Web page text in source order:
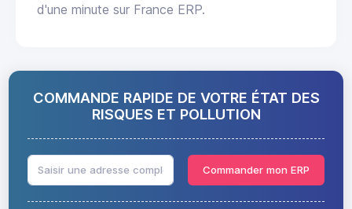
d'une minute sur France ERP.
COMMANDE RAPIDE DE VOTRE ÉTAT DES
RISQUES ET POLLUTION
Commander mon ERP